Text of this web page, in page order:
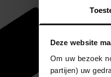
Deze website
Om uw bezoek
partijen) uw